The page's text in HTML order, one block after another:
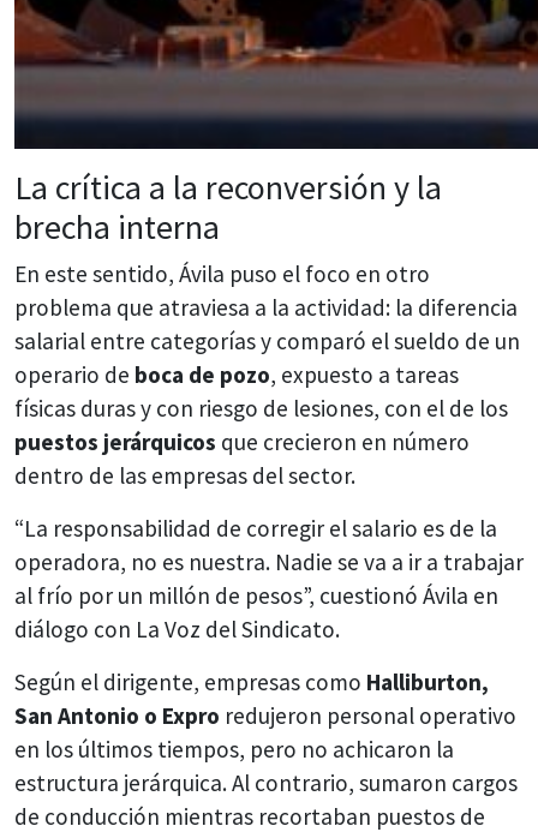
La crítica a la reconversión y la
brecha interna
En este sentido, Ávila puso el foco en otro
problema que atraviesa a la actividad: la diferencia
salarial entre categorías y comparó el sueldo de un
operario de boca de pozo, expuesto a tareas
físicas duras y con riesgo de lesiones, con el de los
puestos jerárquicos que crecieron en número
dentro de las empresas del sector.
“La responsabilidad de corregir el salario es de la
operadora, no es nuestra. Nadie se va a ir a trabajar
al frío por un millón de pesos”, cuestionó Ávila en
diálogo con La Voz del Sindicato.
Según el dirigente, empresas como Halliburton,
San Antonio o Expro redujeron personal operativo
en los últimos tiempos, pero no achicaron la
estructura jerárquica. Al contrario, sumaron cargos
de conducción mientras recortaban puestos de